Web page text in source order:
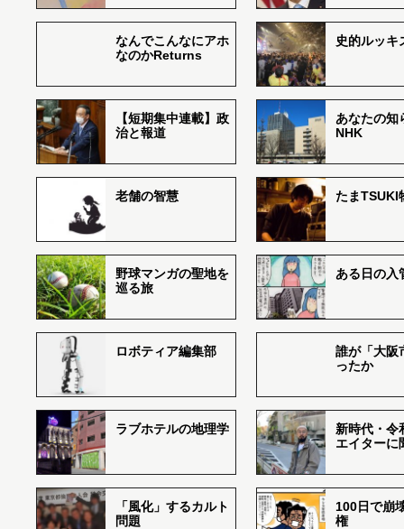
なんでこんなにアホ
なのかReturns
史的ルッキ
【短期集中連載】政
治と報道
あなたの知
NHK
老舗の智慧 たまTSUKI
野球マンガの聖地を
巡る旅
ある日の入
ロボティア編集部
誰が「大阪
ったか
ラブホテルの地理学
新時代・令
エイターに
「風化」するカルト
問題
100日で崩
権